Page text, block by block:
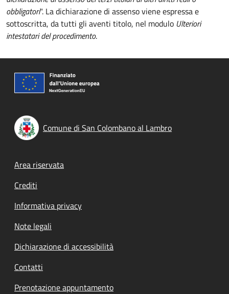
obbligatori". La dichiarazione di assenso viene espressa e
sottoscritta, da tutti gli aventi titolo, nel modulo Ulteriori
intestatari del procedimento.
Comune di San Colombano al Lambro
Footer menu
Area riservata
Crediti
Informativa privacy
Note legali
Dichiarazione di accessibilità
Contatti
Prenotazione appuntamento